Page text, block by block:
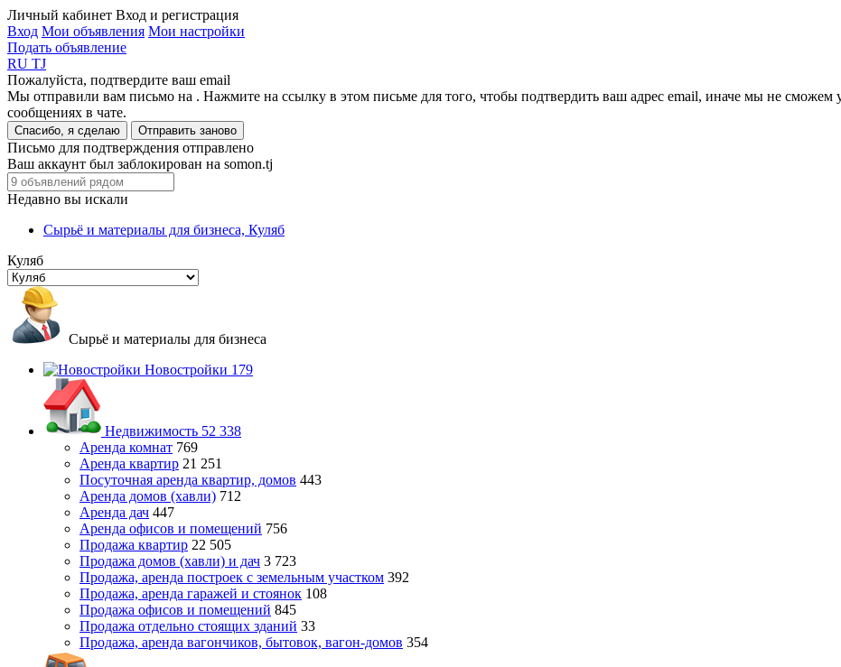
Личный кабинет Вход и регистрация
Вход Мои объявления Мои настройки
Подать объявление
RU TJ
Пожалуйста, подтвердите ваш email
Мы отправили вам письмо на . Нажмите на ссылку в этом письме для того, чтобы подтвердить ваш адрес email, иначе мы не сможем
сообщениях в чате.
Спасибо, я сделаю Отправить заново
Письмо для подтверждения отправлено
Ваш аккаунт был заблокирован на somon.tj
Недавно вы искали
Сырьё и материалы для бизнеса, Куляб
Куляб
Сырьё и материалы для бизнеса
Новостройки 179
Недвижимость 52 338
Аренда комнат 769
Аренда квартир 21 251
Посуточная аренда квартир, домов 443
Аренда домов (хавли) 712
Аренда дач 447
Аренда офисов и помещений 756
Продажа квартир 22 505
Продажа домов (хавли) и дач 3 723
Продажа, аренда построек с земельным участком 392
Продажа, аренда гаражей и стоянок 108
Продажа офисов и помещений 845
Продажа отдельно стоящих зданий 33
Продажа, аренда вагончиков, бытовок, вагон-домов 354